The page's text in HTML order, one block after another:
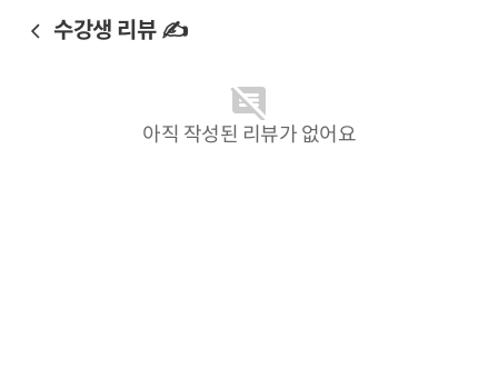
수강생 리뷰 ✍️
아직 작성된 리뷰가 없어요